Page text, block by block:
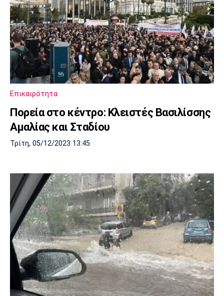
Επικαιρότητα
Πορεία στο κέντρο: Κλειστές Βασιλίσσης
Αμαλίας και Σταδίου
Τρίτη, 05/12/2023 13:45